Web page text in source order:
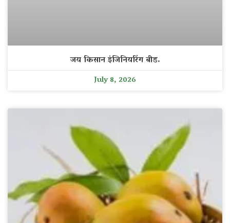
जय किसान इंजिनियरिंग बीड.
July 8, 2026